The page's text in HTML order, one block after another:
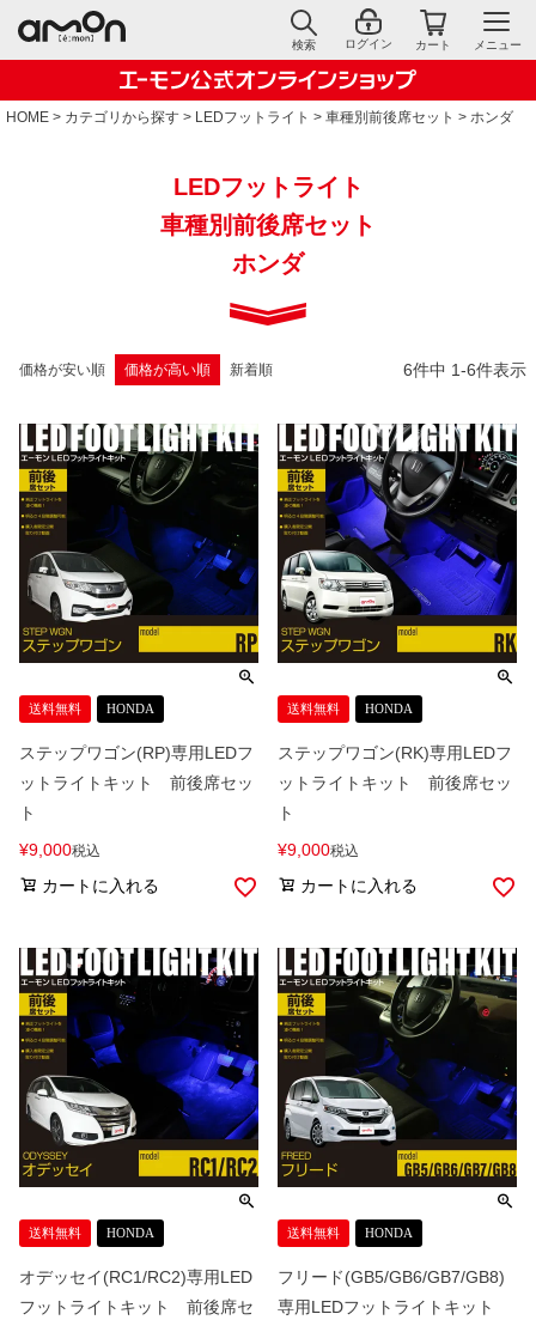
検索 ログイン カート メニュー
HOME カテゴリから探す LEDフットライト 車種別前後席セット ホンダ
LEDフットライト
車種別前後席セット
ホンダ
価格が安い順 価格が高い順 新着順 6件中 1-6件表示
送料無料 HONDA
ステップワゴン(RP)専用LEDフ
ットライトキット 前後席セッ
ト
¥9,000税込
カートに入れる
送料無料 HONDA
ステップワゴン(RK)専用LEDフ
ットライトキット 前後席セッ
ト
¥9,000税込
カートに入れる
送料無料 HONDA
オデッセイ(RC1/RC2)専用LED
フットライトキット 前後席セ
送料無料 HONDA
フリード(GB5/GB6/GB7/GB8)
専用LEDフットライトキット